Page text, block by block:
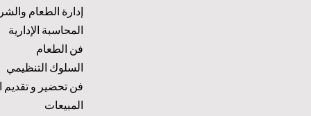
إدارة الطعام
المحاسبة الإدارية
فن الطعام
السلوك التنظيمي
فن تحضير و تقديم
المبيعات